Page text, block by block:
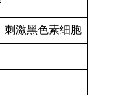
刺激黑色素细胞